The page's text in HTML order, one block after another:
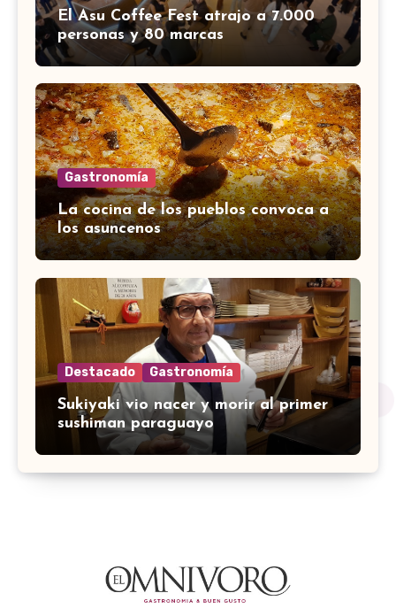
El Asu Coffee Fest atrajo a 7.000
personas y 80 marcas
Gastronomía
La cocina de los pueblos convoca a
los asuncenos
Destacado Gastronomía
Sukiyaki vio nacer y morir al primer
sushiman paraguayo